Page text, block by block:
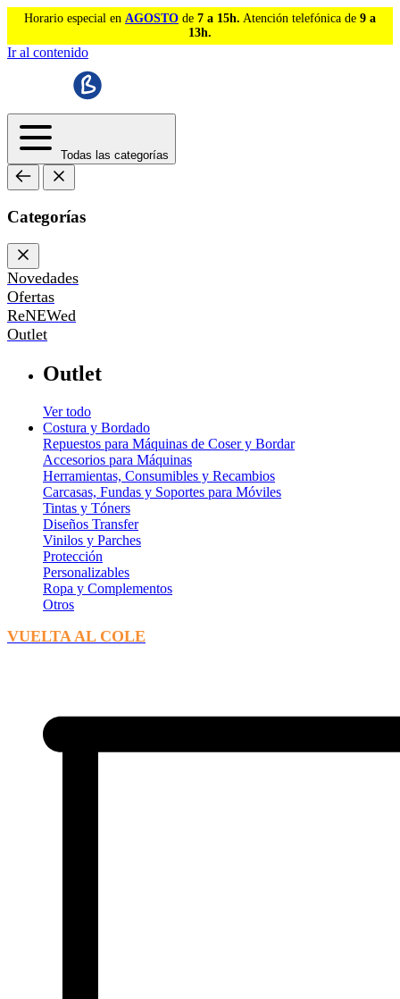
Horario especial en AGOSTO de 7 a 15h. Atención telefónica de 9 a
13h.
Ir al contenido
Todas las categorías
Categorías
Novedades
Ofertas
ReNEWed
Outlet
Outlet
Ver todo
Costura y Bordado
Repuestos para Máquinas de Coser y Bordar
Accesorios para Máquinas
Herramientas, Consumibles y Recambios
Carcasas, Fundas y Soportes para Móviles
Tintas y Tóners
Diseños Transfer
Vinilos y Parches
Protección
Personalizables
Ropa y Complementos
Otros
VUELTA AL COLE